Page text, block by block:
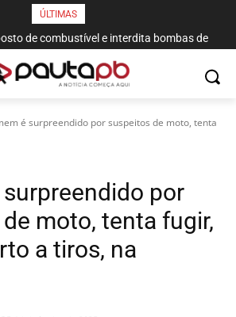
ÚLTIMAS
de combustível e interdita bombas de
no bairro da Torre
é surpreendido por suspeitos de moto, tenta
por
moto, tenta fugir,
a tiros, na